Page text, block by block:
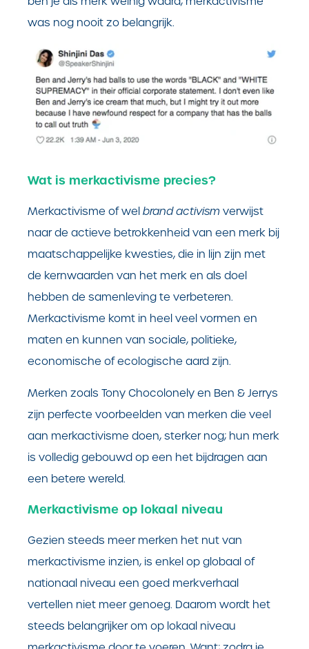
was nog nooit zo belangrijk.
Wat is merkactivisme precies?
Merkactivisme of wel brand activism verwijst
naar de actieve betrokkenheid van een merk bij
maatschappelijke kwesties, die in lijn zijn met
de kernwaarden van het merk en als doel
hebben de samenleving te verbeteren.
Merkactivisme komt in heel veel vormen en
maten en kunnen van sociale, politieke,
economische of ecologische aard zijn.
Merken zoals Tony Chocolonely en Ben & Jerrys
zijn perfecte voorbeelden van merken die veel
aan merkactivisme doen, sterker nog; hun merk
is volledig gebouwd op een het bijdragen aan
een betere wereld.
Merkactivisme op lokaal niveau
Gezien steeds meer merken het nut van
merkactivisme inzien, is enkel op globaal of
nationaal niveau een goed merkverhaal
vertellen niet meer genoeg. Daarom wordt het
steeds belangrijker om op lokaal niveau